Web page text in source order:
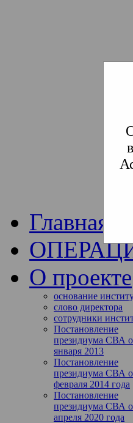
Главная
О проекте
основание
слово директора
сотрудники
Постановление
президиума СВА
января 2013
Постановление
президиума СВА
февраля 2014 года
Постановление
президиума СВА
апреля 2020 года